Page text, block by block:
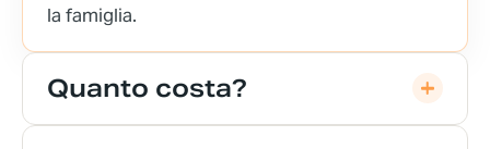
la famiglia.
Quanto costa?